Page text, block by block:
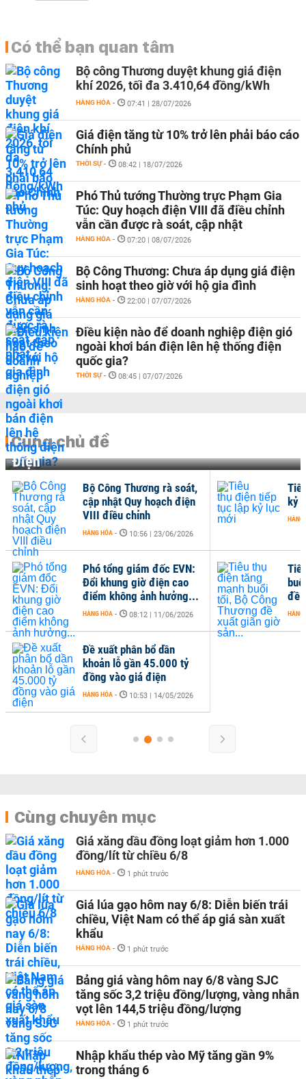
Có thể bạn quan tâm
Bộ công Thương duyệt khung giá điện
khí 2026, tối đa 3.410,64 đồng/kWh
HÀNG HÓA - 07:41 | 28/07/2026
Giá điện tăng từ 10% trở lên phải báo cáo
Chính phủ
THỜI SỰ - 08:42 | 18/07/2026
Phó Thủ tướng Thường trực Phạm Gia
Túc: Quy hoạch điện VIII đã điều chỉnh
vẫn cần được rà soát, cập nhật
HÀNG HÓA - 07:20 | 08/07/2026
Bộ Công Thương: Chưa áp dụng giá điện
sinh hoạt theo giờ với hộ gia đình
HÀNG HÓA - 22:00 | 07/07/2026
Điều kiện nào để doanh nghiệp điện gió
ngoài khơi bán điện lên hệ thống điện
quốc gia?
THỜI SỰ - 08:45 | 07/07/2026
Cùng chủ đề
Điện
Bộ Công Thương rà soát,
cập nhật Quy hoạch điện
VIII điều chỉnh
HÀNG HÓA - 10:56 | 23/06/2026
Phó tổng giám đốc EVN:
Đổi khung giờ điện cao
điểm không ảnh hưởng...
HÀNG HÓA - 08:12 | 11/06/2026
kỷ
HÀNG
đề
HÀNG
Đề xuất phân bổ dần
khoản lỗ gần 45.000 tỷ
đồng vào giá điện
HÀNG HÓA - 10:53 | 14/05/2026
Cùng chuyên mục
Giá xăng dầu đồng loạt giảm hơn 1.000
đồng/lít từ chiều 6/8
HÀNG HÓA - 1 phút trước
Giá lúa gạo hôm nay 6/8: Diễn biến trái
chiều, Việt Nam có thể áp giá sàn xuất
khẩu
HÀNG HÓA - 1 phút trước
Bảng giá vàng hôm nay 6/8 vàng SJC
tăng sốc 3,2 triệu đồng/lượng, vàng nhẫn
vọt lên 144,5 triệu đồng/lượng
HÀNG HÓA - 1 phút trước
Nhập khẩu thép vào Mỹ tăng gần 9%
trong tháng 6